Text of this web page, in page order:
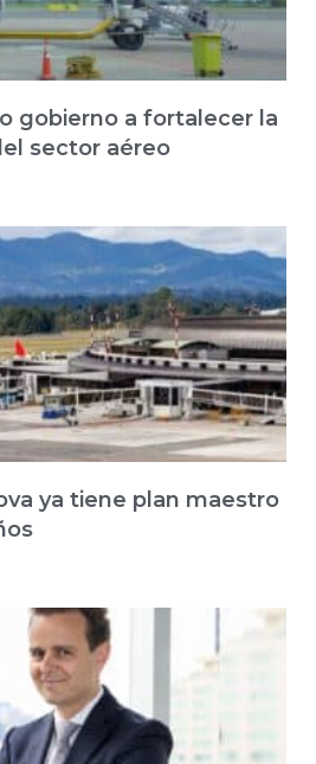
gobierno a fortalecer la
sector aéreo
ya tiene plan maestro